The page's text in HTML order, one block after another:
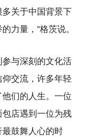
关于中国背景下
力量，”格茨说。
与深刻的文化活
交流，许多年轻
们的人生。一位
店遇到一位为残
鼓舞人心的时